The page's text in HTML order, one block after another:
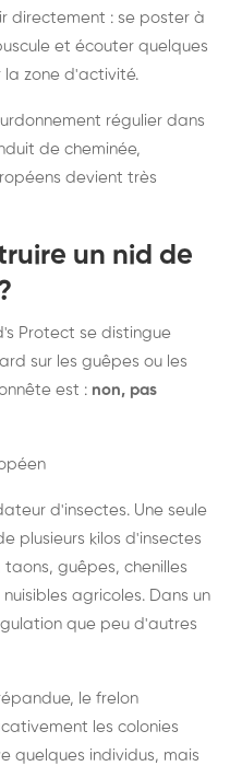
directement : se poster à
et écouter quelques
la zone d'activité.
régulier dans
de cheminée,
devient très
un nid de
Protect se distingue
sur les guêpes ou les
est : non, pas
d'insectes. Une seule
plusieurs kilos d'insectes
guêpes, chenilles
agricoles. Dans un
que peu d'autres
le frelon
les colonies
quelques individus, mais